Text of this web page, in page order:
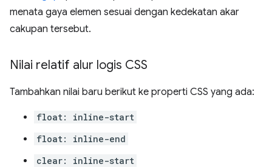
menata gaya elemen sesuai dengan kedekatan akar
cakupan tersebut.
Nilai relatif alur logis CSS
Tambahkan nilai baru berikut ke properti CSS yang ada:
float: inline-start
float: inline-end
clear: inline-start